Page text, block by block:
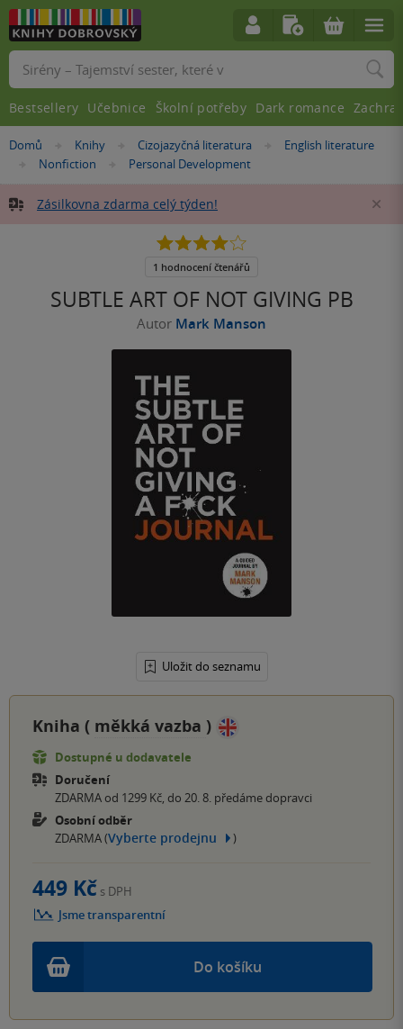
Nacházíte
Domů »Knihy »Cizojazyčná literatura »
English literature
»
Nonfiction »Personal Development
Zásilkovna zdarma celý týden!
SUBTLE ART OF NOT GIVING PB
Autor Mark Manson
Uložit do seznamu
4.0
5
1 hodnocení čtenářů
Kniha ( měkká vazba )
Dostupné u dodavatele
Doručení
ZDARMA od 1299 Kč, do 20. 8. předáme dopravci
Osobní odběr
ZDARMA (Vyberte prodejnu )
Do košíku
449 Kč s DPH
Jsme transparentní
Vyhledávání
Bestsellery Učebnice Školní potřeby Dark romance